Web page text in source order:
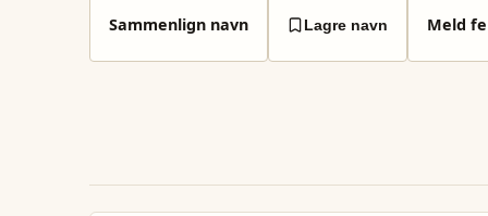
Sammenlign navn Lagre navn Meld